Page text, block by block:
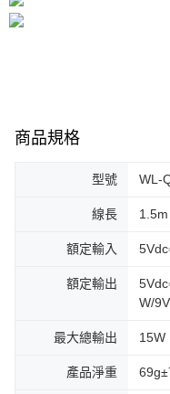
商品規格
型號 WL-
線長 1.5m
額定輸入
額定輸出
W/
最大總輸出 15W
產品淨重